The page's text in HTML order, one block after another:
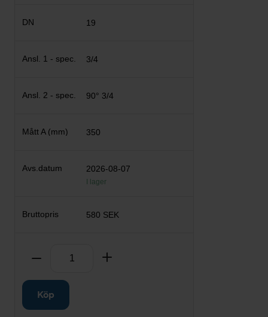
19
3/4
90° 3/4
350
2026-08-07
I lager
580 SEK
Ta bort
Köp